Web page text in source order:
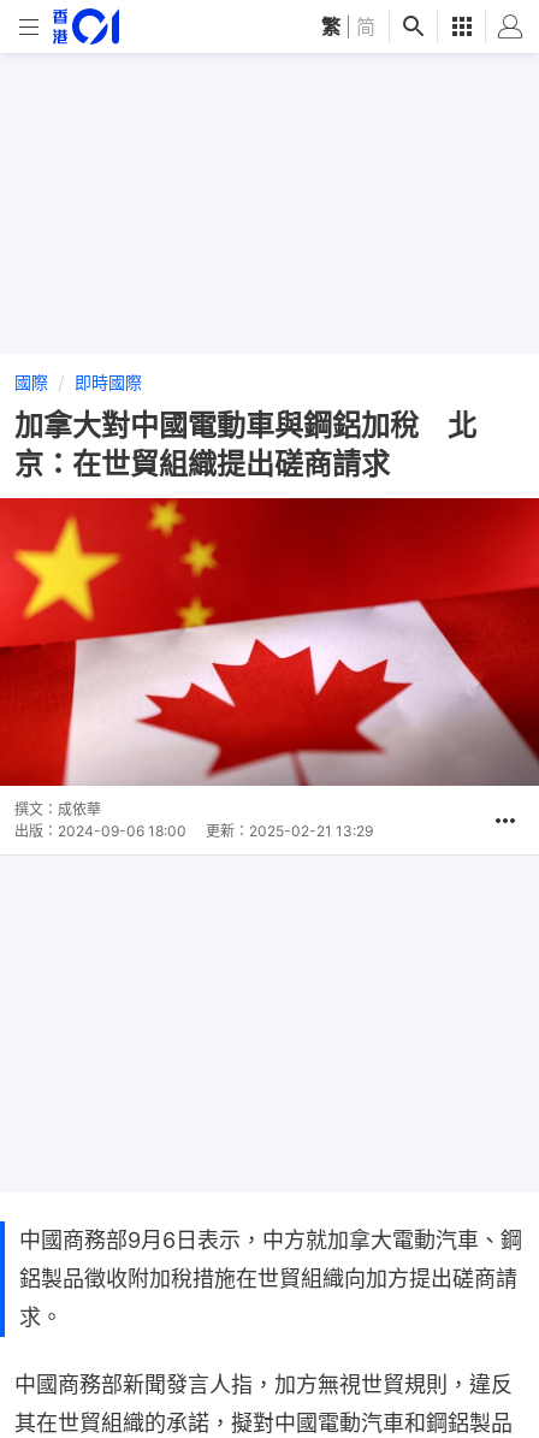
繁 简
國際 即時國際
加拿大對中國電動車與鋼鋁加稅 北
京：在世貿組織提出磋商請求
撰文： 成依華
出版： 2024-09-06 18:00 更新： 2025-02-21 13:29
中國商務部9月6日表示，中方就加拿大電動汽車、鋼
鋁製品徵收附加稅措施在世貿組織向加方提出磋商請
求。
中國商務部新聞發言人指，加方無視世貿規則，違反
其在世貿組織的承諾，擬對中國電動汽車和鋼鋁製品